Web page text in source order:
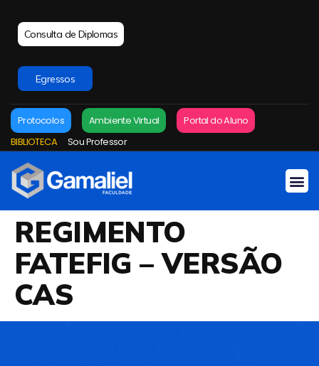
Consulta de Diplomas
Egressos
Protocolos Ambiente Virtual
Portal do Aluno
BIBLIOTECA
Sou Professor
REGIMENTO
FATEFIG – VERSÃO
CAS